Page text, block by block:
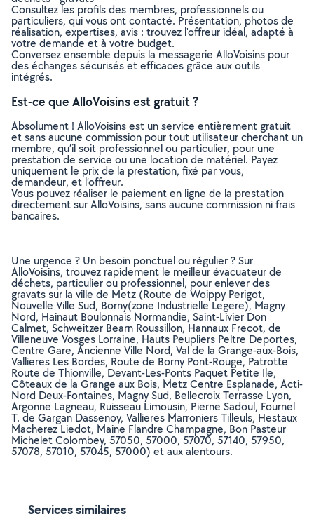
Consultez les profils des membres, professionnels ou
particuliers, qui vous ont contacté. Présentation, photos de
réalisation, expertises, avis : trouvez l'offreur idéal, adapté à
votre demande et à votre budget.
Conversez ensemble depuis la messagerie AlloVoisins pour
des échanges sécurisés et efficaces grâce aux outils
intégrés.
Est-ce que AlloVoisins est gratuit ?
Absolument ! AlloVoisins est un service entièrement gratuit
et sans aucune commission pour tout utilisateur cherchant un
membre, qu’il soit professionnel ou particulier, pour une
prestation de service ou une location de matériel. Payez
uniquement le prix de la prestation, fixé par vous,
demandeur, et l’offreur.
Vous pouvez réaliser le paiement en ligne de la prestation
directement sur AlloVoisins, sans aucune commission ni frais
bancaires.
Une urgence ? Un besoin ponctuel ou régulier ? Sur
AlloVoisins, trouvez rapidement le meilleur évacuateur de
déchets, particulier ou professionnel, pour enlever des
gravats sur la ville de Metz (Route de Woippy Perigot,
Nouvelle Ville Sud, Borny(zone Industrielle Legere), Magny
Nord, Hainaut Boulonnais Normandie, Saint-Livier Don
Calmet, Schweitzer Bearn Roussillon, Hannaux Frecot, de
Villeneuve Vosges Lorraine, Hauts Peupliers Peltre Deportes,
Centre Gare, Ancienne Ville Nord, Val de la Grange-aux-Bois,
Vallieres Les Bordes, Route de Borny Pont-Rouge, Patrotte
Route de Thionville, Devant-Les-Ponts Paquet Petite Ile,
Côteaux de la Grange aux Bois, Metz Centre Esplanade, Acti-
Nord Deux-Fontaines, Magny Sud, Bellecroix Terrasse Lyon,
Argonne Lagneau, Ruisseau Limousin, Pierne Sadoul, Fournel
T. de Gargan Dassenoy, Vallieres Marroniers Tilleuls, Hestaux
Macherez Liedot, Maine Flandre Champagne, Bon Pasteur
Michelet Colombey, 57050, 57000, 57070, 57140, 57950,
57078, 57010, 57045, 57000) et aux alentours.
Services similaires